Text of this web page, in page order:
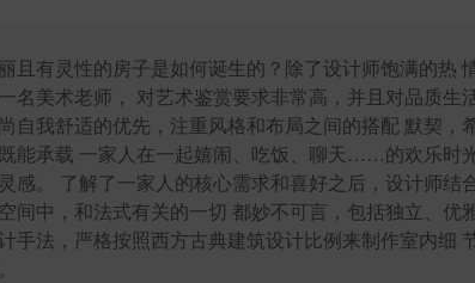
且有灵性的房子是如何诞生的？除了设计师饱满的热
名美术老师， 对艺术鉴赏要求非常高，并且对品质生
自我舒适的优先，注重风格和布局之间的搭配 默契
能承载 一家人在一起嬉闹、吃饭、聊天……的欢乐时
感。 了解了一家人的核心需求和喜好之后，设计师
间中，和法式有关的一切 都妙不可言，包括独立、
手法，严格按照西方古典建筑设计比例来制作室内细